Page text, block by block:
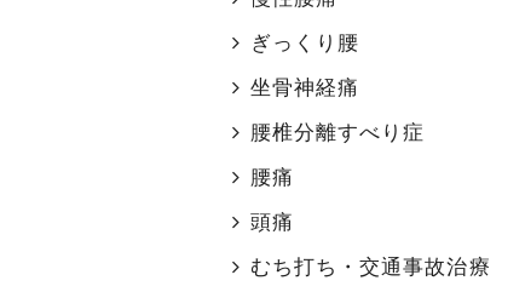
ぎっくり腰
坐骨神経痛
腰椎分離すべり症
腰痛
頭痛
むち打ち・交通事故治療